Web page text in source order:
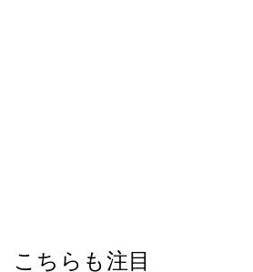
こちらも注目